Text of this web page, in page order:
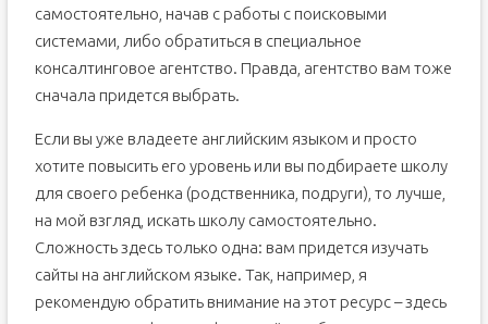
самостоятельно, начав с работы с поисковыми
системами, либо обратиться в специальное
консалтинговое агентство. Правда, агентство вам тоже
сначала придется выбрать.
Если вы уже владеете английским языком и просто
хотите повысить его уровень или вы подбираете школу
для своего ребенка (родственника, подруги), то лучше,
на мой взгляд, искать школу самостоятельно.
Сложность здесь только одна: вам придется изучать
сайты на английском языке. Так, например, я
рекомендую обратить внимание на этот ресурс – здесь